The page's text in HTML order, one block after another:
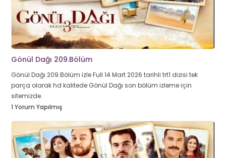
Gönül Dağı 209.Bölüm
Gönül Dağı 209.Bölüm izle Full 14 Mart 2026 tarihli trt1 dizisi tek
parça olarak hd kalitede Gönül Dağı son bölüm izleme için
sitemizde.
1 Yorum Yapılmış